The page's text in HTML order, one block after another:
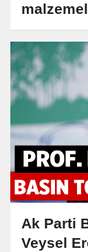
Ak Parti
Veysel